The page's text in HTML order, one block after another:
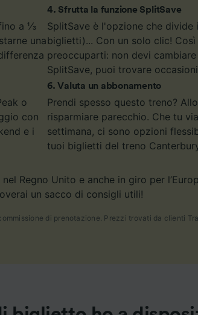
a ⅓
una
4. Sfrutta la funzione SplitSave
SplitSave è l'opzione che
biglietti)... Con un solo clic!
preoccuparti: non devi
SplitSave, puoi trovare
o
con
e i
6.Valuta un abbonamento
Prendi spesso questo treno?
risparmiare parecchio. Che tu
settimana, ci sono opzioni
tuoi biglietti del treno
Regno Unito e anche in giro per
un sacco di consigli utili!
di prenotazione. Prezzi trovati da clienti